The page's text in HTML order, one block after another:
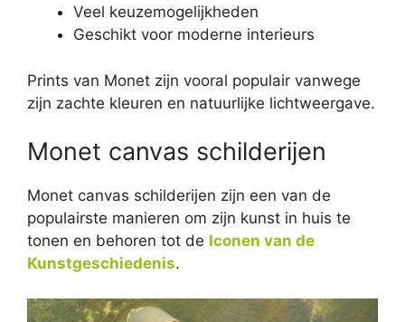
Veel keuzemogelijkheden
Geschikt voor moderne interieurs
Prints van Monet zijn vooral populair vanwege
zijn zachte kleuren en natuurlijke lichtweergave.
Monet canvas schilderijen
Monet canvas schilderijen zijn een van de
populairste manieren om zijn kunst in huis te
tonen en behoren tot de Iconen van de
Kunstgeschiedenis.